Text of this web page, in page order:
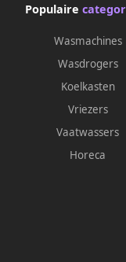
Populaire
Wasmachines
Wasdrogers
Koelkasten
Vriezers
Vaatwassers
Horeca